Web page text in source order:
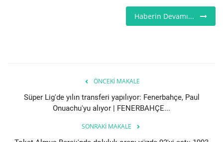
Haberin Devamı...
ÖNCEKI MAKALE
Süper Lig'de yılın transferi yapılıyor: Fenerbahçe, Paul
Onuachu'yu alıyor | FENERBAHÇE...
SONRAKI MAKALE